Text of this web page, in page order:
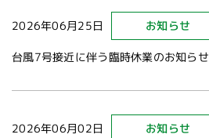
2026年06月25日 お知らせ
台風7号接近に伴う臨時休業のお知らせ
2026年06月02日 お知らせ